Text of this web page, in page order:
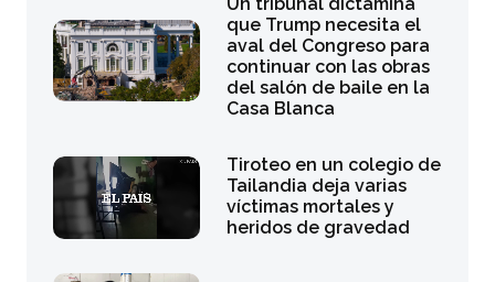
que Trump necesita el
aval del Congreso para
continuar con las obras
del salón de baile en la
Casa Blanca
Tiroteo en un colegio de
Tailandia deja varias
víctimas mortales y
heridos de gravedad